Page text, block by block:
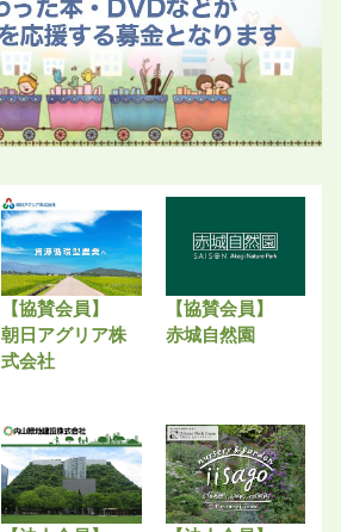
【協賛会員】
朝日アグリア株
式会社
【協賛会員】
赤城自然園